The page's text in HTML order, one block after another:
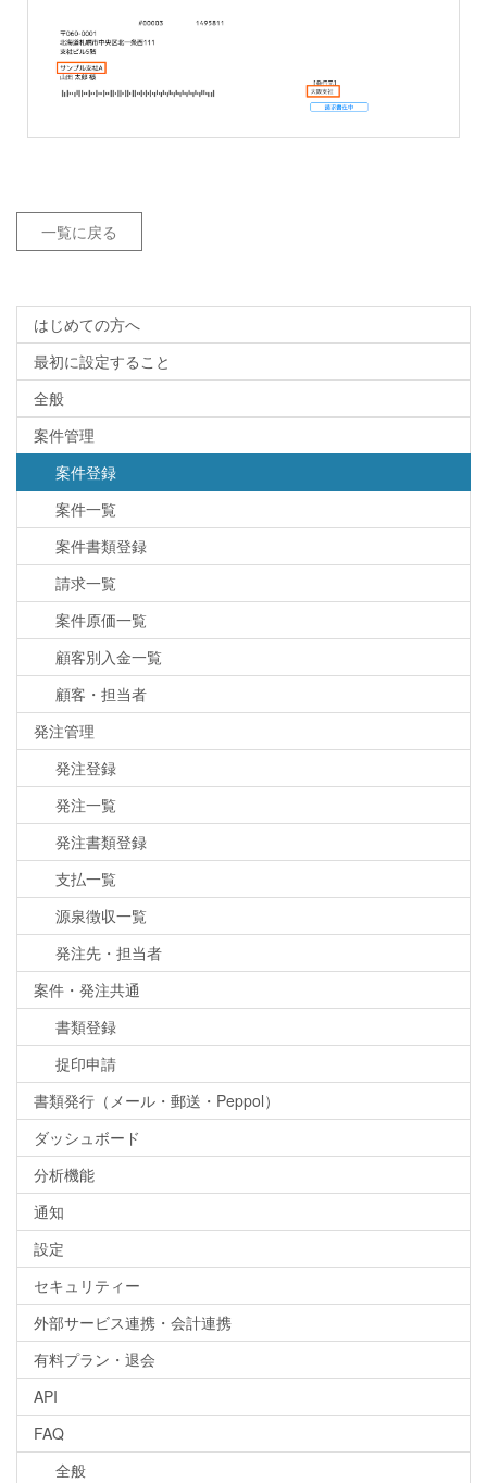
一覧に戻る
はじめての方へ
最初に設定すること
全般
案件管理
案件登録
案件一覧
案件書類登録
請求一覧
案件原価一覧
顧客別入金一覧
顧客・担当者
発注管理
発注登録
発注一覧
発注書類登録
支払一覧
源泉徴収一覧
発注先・担当者
案件・発注共通
書類登録
捉印申請
書類発行（メール・郵送・Peppol）
ダッシュボード
分析機能
通知
設定
セキュリティー
外部サービス連携・会計連携
有料プラン・退会
API
FAQ
全般